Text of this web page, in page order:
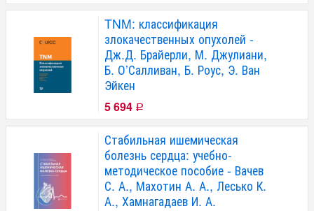
TNM: классификация
злокачественных опухолей -
Дж.Д. Брайерли, М. Джулиани,
Б. О’Салливан, Б. Роус, Э. Ван
Эйкен
5 694 Р
Стабильная ишемическая
болезнь сердца: учебно-
методическое пособие - Вачев
С. А., Махотин А. А., Лесько К.
А., Хамнагадаев И. А.